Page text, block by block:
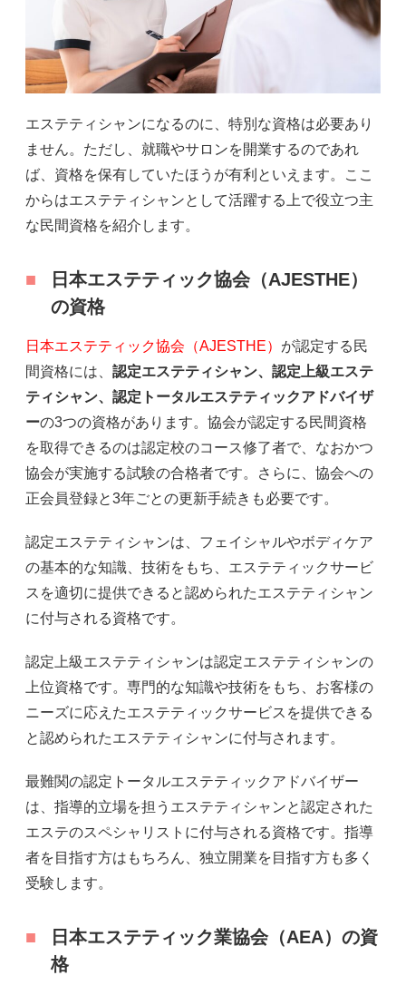
エステティシャンになるのに、特別な資格は必要あり
ません。ただし、就職やサロンを開業するのであれ
ば、資格を保有していたほうが有利といえます。ここ
からはエステティシャンとして活躍する上で役立つ主
な民間資格を紹介します。
日本エステティック協会（AJESTHE）
の資格
日本エステティック協会（AJESTHE） が認定する民
間資格には、 認定エステティシャン、認定上級エステ
ティシャン、認定トータルエステティックアドバイザ
ーの3つの資格があります。協会が認定する民間資格
を取得できるのは認定校のコース修了者で、なおかつ
協会が実施する試験の合格者です。さらに、協会への
正会員登録と3年ごとの更新手続きも必要です。
認定エステティシャンは、フェイシャルやボディケア
の基本的な知識、技術をもち、エステティックサービ
スを適切に提供できると認められたエステティシャン
に付与される資格です。
認定上級エステティシャンは認定エステティシャンの
上位資格です。専門的な知識や技術をもち、お客様の
ニーズに応えたエステティックサービスを提供できる
と認められたエステティシャンに付与されます。
最難関の認定トータルエステティックアドバイザー
は、指導的立場を担うエステティシャンと認定された
エステのスペシャリストに付与される資格です。指導
者を目指す方はもちろん、独立開業を目指す方も多く
受験します。
日本エステティック業協会（AEA）の資
格